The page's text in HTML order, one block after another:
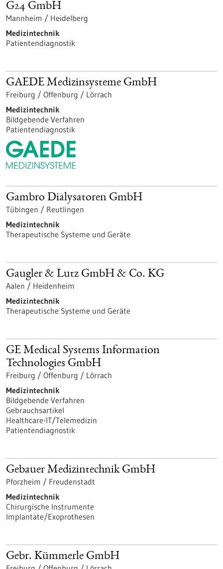
G24 GmbH
Mannheim / Heidelberg
Medizintechnik
Patientendiagnostik
GAEDE Medizinsysteme GmbH
Freiburg / Offenburg / Lörrach
Medizintechnik
Bildgebende Verfahren
Patientendiagnostik
Gambro Dialysatoren GmbH
Tübingen / Reutlingen
Medizintechnik
Therapeutische Systeme und Geräte
Gaugler & Lutz GmbH & Co. KG
Aalen / Heidenheim
Medizintechnik
Therapeutische Systeme und Geräte
GE Medical Systems Information
Technologies GmbH
Freiburg / Offenburg / Lörrach
Medizintechnik
Bildgebende Verfahren
Gebrauchsartikel
Healthcare-IT/Telemedizin
Patientendiagnostik
Gebauer Medizintechnik GmbH
Pforzheim / Freudenstadt
Medizintechnik
Chirurgische Instrumente
Implantate/Exoprothesen
Gebr. Kümmerle GmbH